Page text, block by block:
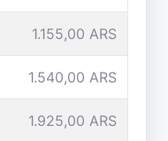
1.155,00 ARS
1.540,00 ARS
1.925,00 ARS